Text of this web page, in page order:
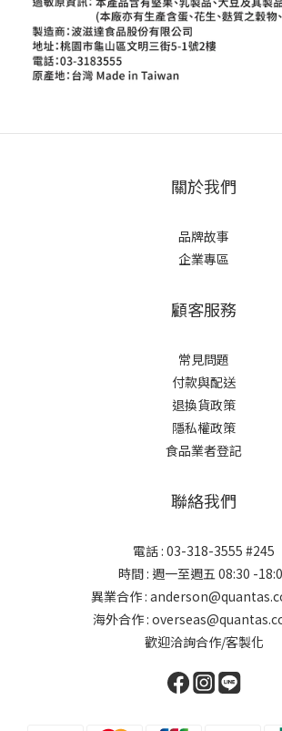
關於我們
品牌故事
企業專區
顧客服務
常見問題
付款與配送
退換貨政策
隱私權政策
食品業者登記
聯絡我們
電話 : 03-318-3555 #245
時間 : 週一至週五 08:30 -
異業合作 :
海外合作 :
歡迎洽詢合作/客製化